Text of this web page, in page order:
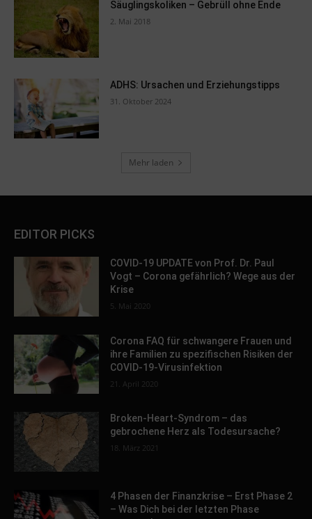
Säuglingskoliken – Gebrüll ohne Ende
2. Mai 2018
ADHS: Ursachen und Erziehungstipps
31. Oktober 2024
Mehr laden
EDITOR PICKS
COVID-19 UPDATE von Prof. Dr. Paul
Vogt – Corona gefährlich? Wege aus der
Krise
5. Mai 2020
Corona FAQ für schwangere Frauen und
ihre Familien zu spezifischen Risiken der
COVID-19-Virusinfektion
21. April 2020
Broken-Heart-Syndrom – das
gebrochene Herz als Todesursache?
18. März 2021
4 Phasen der Finanzkrise – Erst Phase 2
– Was Dich bei der letzten Phase